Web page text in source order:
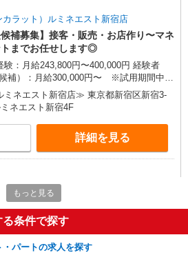
はエリアにより異なります。詳細は面接
い。 ＼入社３大特典キャンペー
中！／※詳細は備考欄にて
ラット）ルミネエスト新宿店
候補募集】接客・販売・お店作り〜マネ
までお任せします◎
験：月給243,800円〜400,000円 経験者
候補）：月給300,000円〜 ※試用期間中は
円〜 ★固定残業手当：30,800円（月給に
20時間、超過時は追加で残業手当支給 ※月
で交通費支給 ※試用期間（2〜3ヶ月）も
住宅手当（実家外かつ賃貸の場合のみ別
ねください。
ネエスト新宿店≫ 東京都新宿区新宿3-
ネエスト新宿4F
詳細を見る
ナード店
ル販売スタッフ
1250円〜＋交通費支給（月2万円迄）
新宿サブナード店≫ 新宿区新宿3丁目
ド ■JR「新宿駅」東口 直結、西武新宿
もっと見る
る条件で探す
パートの求人を探す